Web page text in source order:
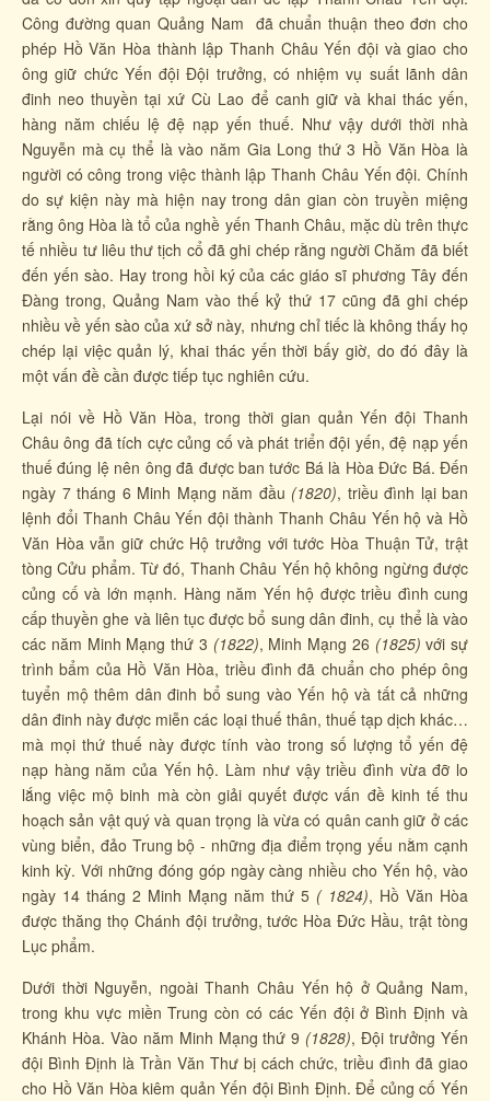
Công đường quan Quảng Nam đã chuẩn thuận theo đơn cho
phép Hồ Văn Hòa thành lập Thanh Châu Yến đội và giao cho
ông giữ chức Yến đội Đội trưởng, có nhiệm vụ suất lãnh dân
đinh neo thuyền tại xứ Cù Lao để canh giữ và khai thác yến,
hàng năm chiếu lệ đệ nạp yến thuế. Như vậy dưới thời nhà
Nguyễn mà cụ thể là vào năm Gia Long thứ 3 Hồ Văn Hòa là
người có công trong việc thành lập Thanh Châu Yến đội. Chính
do sự kiện này mà hiện nay trong dân gian còn truyền miệng
rằng ông Hòa là tổ của nghề yến Thanh Châu, mặc dù trên thực
tế nhiều tư liêu thư tịch cổ đã ghi chép rằng người Chăm đã biết
đến yến sào. Hay trong hồi ký của các giáo sĩ phương Tây đến
Đàng trong, Quảng Nam vào thế kỷ thứ 17 cũng đã ghi chép
nhiều về yến sào của xứ sở này, nhưng chỉ tiếc là không thấy họ
chép lại việc quản lý, khai thác yến thời bấy giờ, do đó đây là
một vấn đề cần được tiếp tục nghiên cứu.
Lại nói về Hồ Văn Hòa, trong thời gian quản Yến đội Thanh
Châu ông đã tích cực củng cố và phát triển đội yến, đệ nạp yến
thuế đúng lệ nên ông đã được ban tước Bá là Hòa Đức Bá. Đến
ngày 7 tháng 6 Minh Mạng năm đầu (1820), triều đình lại ban
lệnh đổi Thanh Châu Yến đội thành Thanh Châu Yến hộ và Hồ
Văn Hòa vẫn giữ chức Hộ trưởng với tước Hòa Thuận Tử, trật
tòng Cửu phẩm. Từ đó, Thanh Châu Yến hộ không ngừng được
củng cố và lớn mạnh. Hàng năm Yến hộ được triều đình cung
cấp thuyền ghe và liên tục được bổ sung dân đinh, cụ thể là vào
các năm Minh Mạng thứ 3 (1822), Minh Mạng 26 (1825) với sự
trình bẩm của Hồ Văn Hòa, triều đình đã chuẩn cho phép ông
tuyển mộ thêm dân đinh bổ sung vào Yến hộ và tất cả những
dân đinh này được miễn các loại thuế thân, thuế tạp dịch khác…
mà mọi thứ thuế này được tính vào trong số lượng tổ yến đệ
nạp hàng năm của Yến hộ. Làm như vậy triều đình vừa đỡ lo
lắng việc mộ binh mà còn giải quyết được vấn đề kinh tế thu
hoạch sản vật quý và quan trọng là vừa có quân canh giữ ở các
vùng biển, đảo Trung bộ - những địa điểm trọng yếu nằm cạnh
kinh kỳ. Với những đóng góp ngày càng nhiều cho Yến hộ, vào
ngày 14 tháng 2 Minh Mạng năm thứ 5 ( 1824), Hồ Văn Hòa
được thăng thọ Chánh đội trưởng, tước Hòa Đức Hầu, trật tòng
Lục phẩm.
Dưới thời Nguyễn, ngoài Thanh Châu Yến hộ ở Quảng Nam,
trong khu vực miền Trung còn có các Yến đội ở Bình Định và
Khánh Hòa. Vào năm Minh Mạng thứ 9 (1828), Đội trưởng Yến
đội Bình Định là Trần Văn Thư bị cách chức, triều đình đã giao
cho Hồ Văn Hòa kiêm quản Yến đội Bình Định. Để củng cố Yến